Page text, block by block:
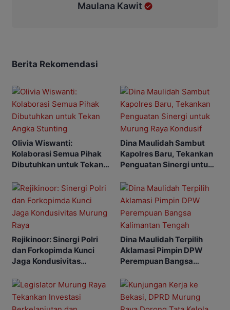
Maulana Kawit
Berita Rekomendasi
Olivia Wiswanti:
Kolaborasi Semua Pihak
Dibutuhkan untuk Tekan
Dina Maulidah Sambut
Kapolres Baru, Tekankan
Penguatan Sinergi untuk
Rejikinoor: Sinergi Polri
dan Forkopimda Kunci
Jaga Kondusivitas
Dina Maulidah Terpilih
Aklamasi Pimpin DPW
Perempuan Bangsa